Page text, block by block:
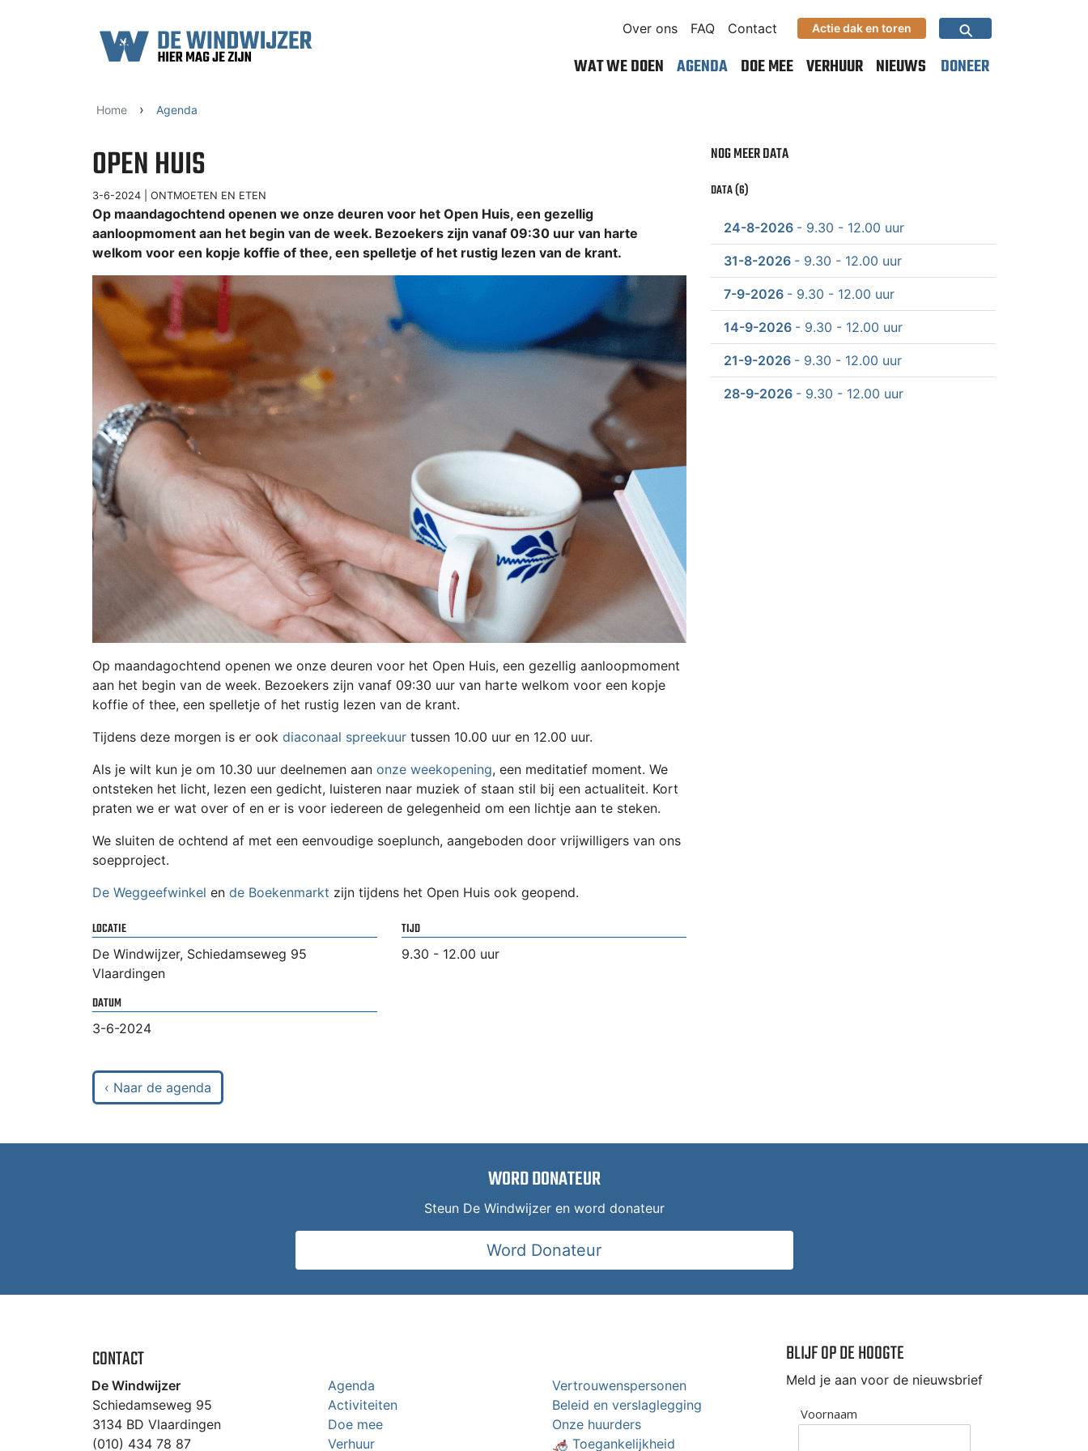
Over ons
FAQ Contact Actie dak en toren ⚲
WAT WE DOEN AGENDA DOE MEE VERHUUR NIEUWS DONEER
Home › Agenda
OPEN HUIS
3-6-2024 | ONTMOETEN EN ETEN
Op maandagochtend openen we onze deuren voor het Open Huis, een gezellig
aanloopmoment aan het begin van de week. Bezoekers zijn vanaf 09:30 uur van harte
welkom voor een kopje koffie of thee, een spelletje of het rustig lezen van de krant.
Op maandagochtend openen we onze deuren voor het Open Huis, een gezellig aanloopmoment
aan het begin van de week. Bezoekers zijn vanaf 09:30 uur van harte welkom voor een kopje
koffie of thee, een spelletje of het rustig lezen van de krant.
Tijdens deze morgen is er ook diaconaal spreekuur tussen 10.00 uur en 12.00 uur.
Als je wilt kun je om 10.30 uur deelnemen aan onze weekopening, een meditatief moment. We
ontsteken het licht, lezen een gedicht, luisteren naar muziek of staan stil bij een actualiteit. Kort
praten we er wat over of en er is voor iedereen de gelegenheid om een lichtje aan te steken.
We sluiten de ochtend af met een eenvoudige soeplunch, aangeboden door vrijwilligers van ons
soepproject.
De Weggeefwinkel en de Boekenmarkt zijn tijdens het Open Huis ook geopend.
LOCATIE
De Windwijzer, Schiedamseweg 95
Vlaardingen
TIJD
9.30 - 12.00 uur
DATUM
3-6-2024
NOG MEER DATA
DATA (6)
24-8-2026 - 9.30 - 12.00 uur
31-8-2026 - 9.30 - 12.00 uur
7-9-2026 - 9.30 - 12.00 uur
14-9-2026 - 9.30 - 12.00 uur
21-9-2026 - 9.30 - 12.00 uur
28-9-2026 - 9.30 - 12.00 uur
‹ Naar de agenda
WORD DONATEUR
Steun De Windwijzer en word donateur
Word Donateur
CONTACT
De Windwijzer
Schiedamseweg 95
3134 BD Vlaardingen
(010) 434 78 87
Agenda
Activiteiten
Doe mee
Verhuur
Vertrouwenspersonen
Beleid en verslaglegging
Onze huurders
🦽 Toegankelijkheid
BLIJF OP DE HOOGTE
Meld je aan voor de nieuwsbrief
Voornaam